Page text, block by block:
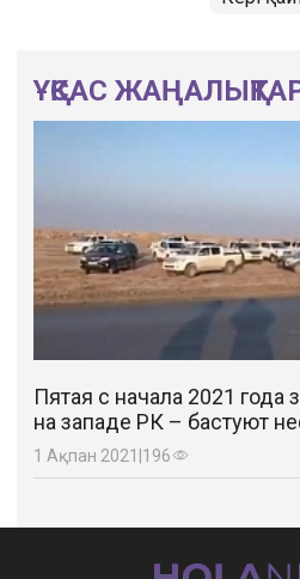
ҰҚСАС
Пятая с начала 2021 года
на западе РК – бастуют
1 Ақпан 2021 196